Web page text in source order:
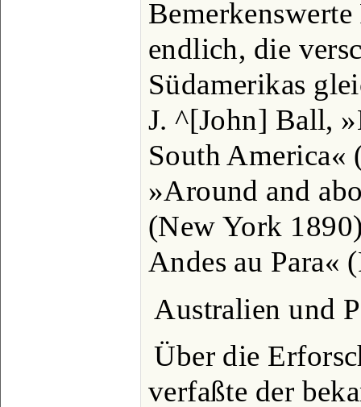
endlich, die
Südamerikas
J. ^[John] Ball,
South America«
»Around and
(New York
Andes au Para«
Australien und
Über die
verfaßte der